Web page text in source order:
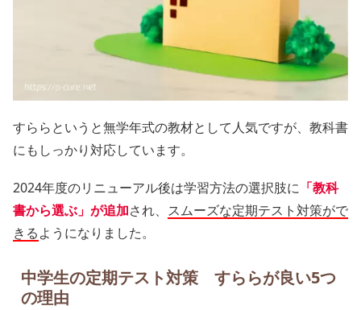
すららというと無学年式の教材として人気ですが、教科書
にもしっかり対応しています。
2024年度のリニューアル後は学習方法の選択肢に 「教科
書から選ぶ」が追加され、 スムーズな定期テスト対策がで
きるようになりました。
中学生の定期テスト対策 すららが良い5つ
の理由